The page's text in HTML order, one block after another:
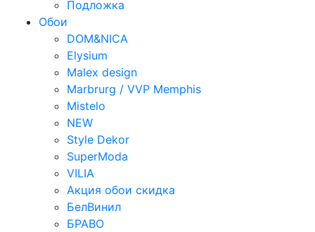
Подложка
Обои
DOM&NICA
Elysium
Malex design
Marbrurg / VVP Memphis
Mistelo
NEW
Style Dekor
SuperModa
VILIA
Акция обои скидка
БелВинил
БРАВО